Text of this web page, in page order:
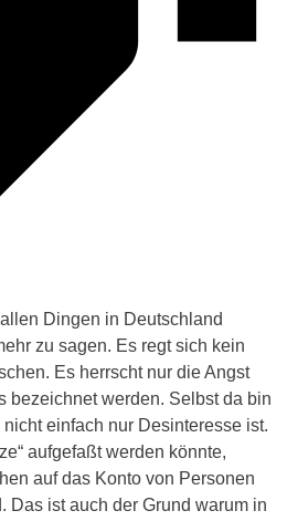
Dingen in Deutschland
zu sagen. Es regt sich kein
Es herrscht nur die Angst
bezeichnet werden. Selbst da bin
einfach nur Desinteresse ist.
aufgefaßt werden könnte,
auf das Konto von Personen
Das ist auch der Grund warum in